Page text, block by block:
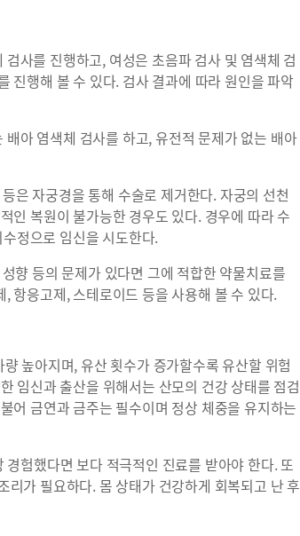
사를 진행하고, 여성은 초음파 검사 및 염색체 검
진행해 볼 수 있다. 검사 결과에 따라 원인을 파악
아 염색체 검사를 하고, 유전적 문제가 없는 배아
은 자궁경을 통해 수술로 제거한다. 자궁의 선천
인 복원이 불가능한 경우도 있다. 경우에 따라 수
정으로 임신을 시도한다.
향 등의 문제가 있다면 그에 적합한 약물치료를
항응고제, 스테로이드 등을 사용해 볼 수 있다.
높아지며, 유산 횟수가 증가할수록 유산할 위험
임신과 출산을 위해서는 산모의 건강 상태를 점검
어 금연과 금주는 필수이며 정상 체중을 유지하는
험했다면 보다 적극적인 진료를 받아야 한다. 또
가 필요하다. 몸 상태가 건강하게 회복되고 난 후